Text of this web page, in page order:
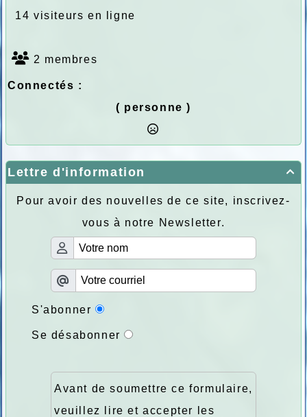
14 visiteurs en ligne
2 membres
Connectés :
( personne )

Lettre d'information
Pour avoir des nouvelles de ce site, inscrivez-
vous à notre Newsletter.
S'abonner
Se désabonner
Avant de soumettre ce formulaire,
veuillez lire et accepter les